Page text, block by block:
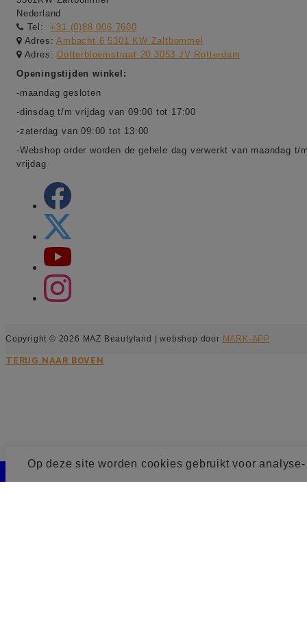
Op deze site worden cookies gebruikt voor
Nederland
Tel:
+31 (0)88 006 7600
Adres:Ambacht 6 5301 KW Zaltbommel
Adres: Dotterbloemstraat 20 3053 JV Rotterdam
Openingstijden winkel:
-maandag gesloten
-dinsdag t/m vrijdag van 09:00 tot 17:00
-zaterdag van 09:00 tot 13:00
-Webshop order worden de gehele dag verwerkt van maandag t/
vrijdag
Copyright © 2026 MAZ Beautyland | webshop door MARK-APP
TERUG NAAR BOVEN
Cookie toestemming